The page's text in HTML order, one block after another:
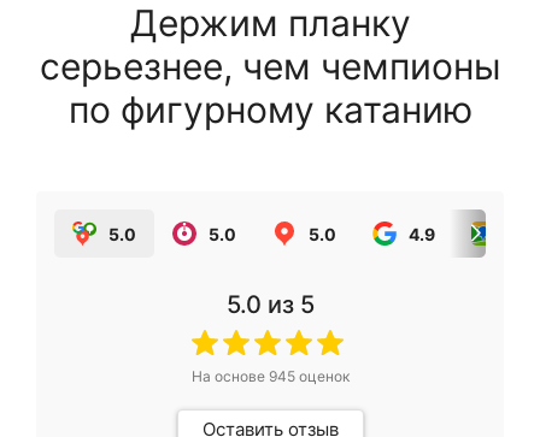
Держим планку
серьезнее, чем чемпионы
по фигурному катанию
5.0 5.0 5.0 4.9
5.0 из 5
На основе 945оценок
Оставить отзыв